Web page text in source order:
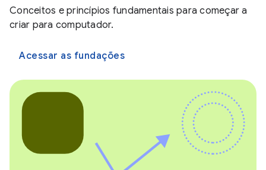
Conceitos e princípios fundamentais para começar a
criar para computador.
Acessar as fundações